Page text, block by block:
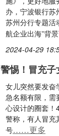
办，宁波银行苏
苏州分行专题活
航企业出海”背
2024-04-29
警惕！冒充
女儿突然要发奋
急名额有限，需
心设计的圈套！
警称，有人冒充
号……更多